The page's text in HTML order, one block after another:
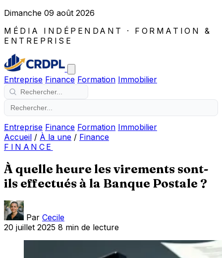
Dimanche 09 août 2026
MÉDIA INDÉPENDANT · FORMATION &
ENTREPRISE
Entreprise Finance Formation Immobilier
Entreprise Finance Formation Immobilier
Accueil / À la une / Finance
FINANCE
À quelle heure les virements sont-
ils effectués à la Banque Postale ?
Par Cecile
20 juillet 2025 8 min de lecture